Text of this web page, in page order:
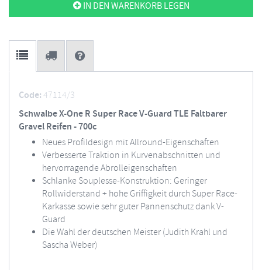
IN DEN WARENKORB LEGEN
Code:47114/3
Schwalbe X-One R Super Race V-Guard TLE Faltbarer
Gravel Reifen - 700c
Neues Profildesign mit Allround-Eigenschaften
Verbesserte Traktion in Kurvenabschnitten und
hervorragende Abrolleigenschaften
Schlanke Souplesse-Konstruktion: Geringer
Rollwiderstand + hohe Griffigkeit durch Super Race-
Karkasse sowie sehr guter Pannenschutz dank V-
Guard
Die Wahl der deutschen Meister (Judith Krahl und
Sascha Weber)